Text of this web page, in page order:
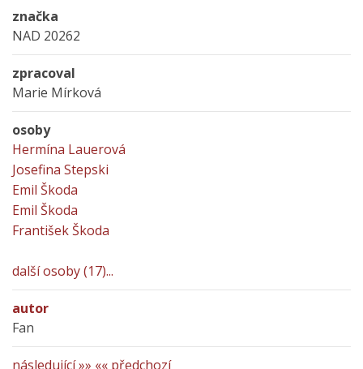
značka
NAD 20262
zpracoval
Marie Mírková
osoby
Hermína Lauerová
Josefina Stepski
Emil Škoda
Emil Škoda
František Škoda
další osoby (17)...
autor
Fan
následující »» «« předchozí